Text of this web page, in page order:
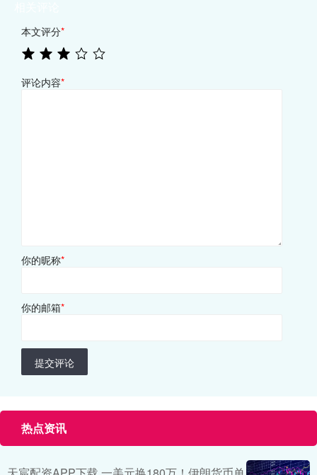
本文评分*
评论内容*
你的昵称*
你的邮箱*
提交评论
热点资讯